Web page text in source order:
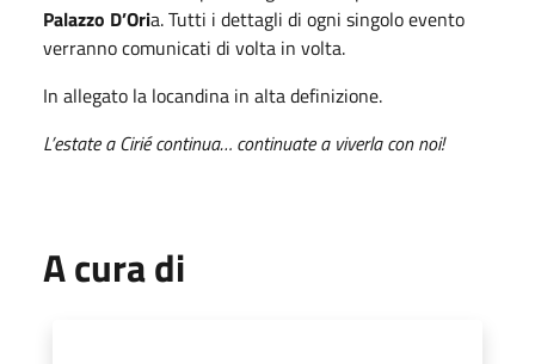
Palazzo D’Oria. Tutti i dettagli di ogni singolo evento
verranno comunicati di volta in volta.
In allegato la locandina in alta definizione.
L’estate a Cirié continua… continuate a viverla con noi!
A cura di